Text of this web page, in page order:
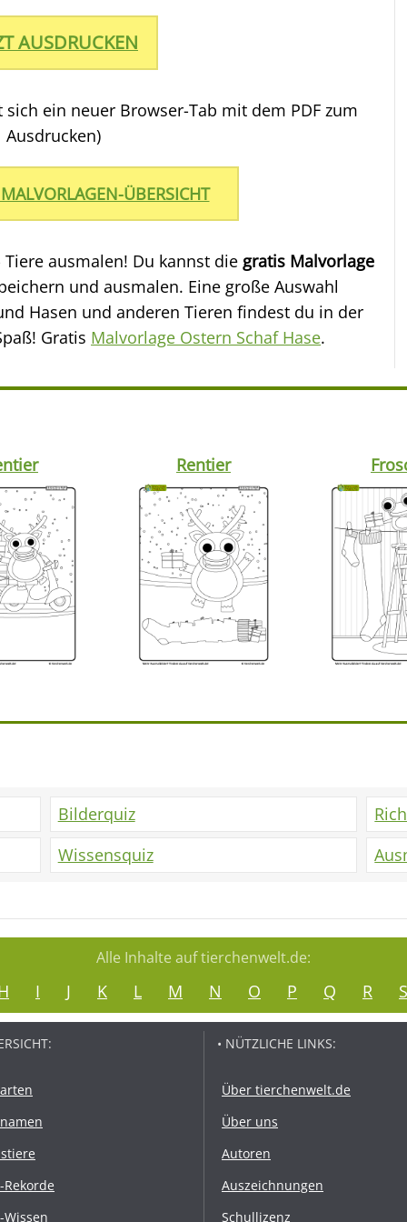
AUSDRUCKEN
ein neuer Browser-Tab mit dem PDF zum
Ausdrucken)
ÜBERSICHT
ausmalen! Du kannst die gratis Malvorlage
und ausmalen. Eine große Auswahl
Hasen und anderen Tieren findest du in der
Gratis Malvorlage Ostern Schaf Hase.
Rentier
Bilderquiz
Wissensquiz
Alle Inhalte auf tierchenwelt.de:
I J K L M N O P Q R S
Rekorde
Wissen
• NÜTZLICHE LINKS:
Über tierchenwelt.de
Über uns
Autoren
Auszeichnungen
Schullizenz